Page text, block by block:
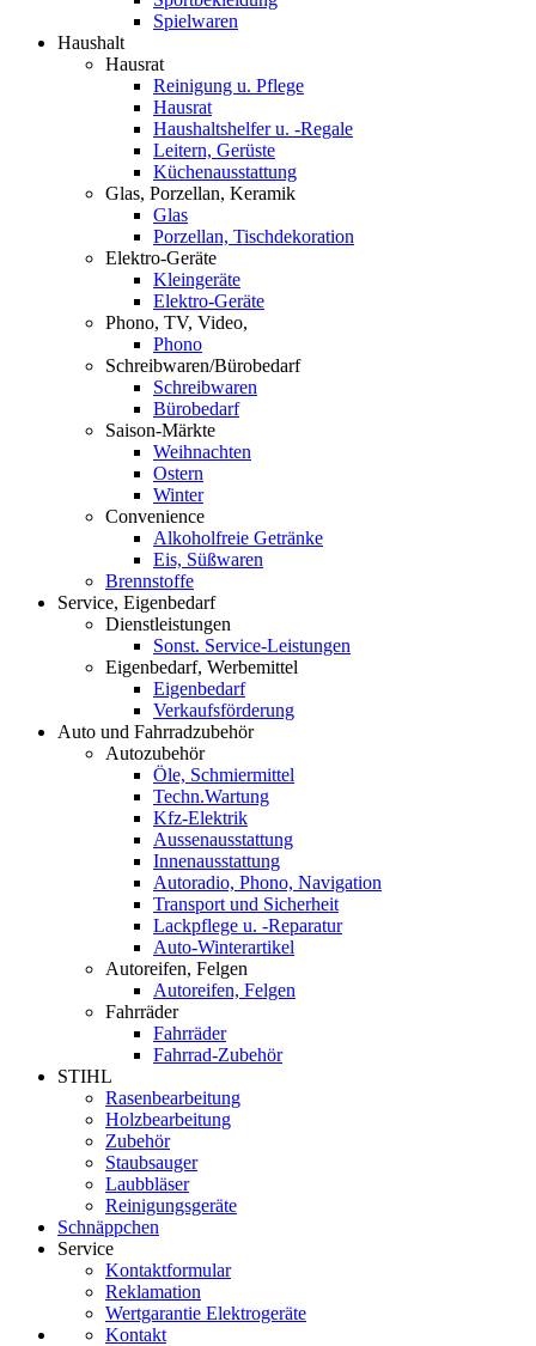
Spielwaren
Haushalt
Hausrat
Reinigung u. Pflege
Hausrat
Haushaltshelfer u. -Regale
Leitern, Gerüste
Küchenausstattung
Glas, Porzellan, Keramik
Glas
Porzellan, Tischdekoration
Elektro-Geräte
Kleingeräte
Elektro-Geräte
Phono, TV, Video,
Phono
Schreibwaren/Bürobedarf
Schreibwaren
Bürobedarf
Saison-Märkte
Weihnachten
Ostern
Winter
Convenience
Alkoholfreie Getränke
Eis, Süßwaren
Brennstoffe
Service, Eigenbedarf
Dienstleistungen
Sonst. Service-Leistungen
Eigenbedarf, Werbemittel
Eigenbedarf
Verkaufsförderung
Auto und Fahrradzubehör
Autozubehör
Öle, Schmiermittel
Techn.Wartung
Kfz-Elektrik
Aussenausstattung
Innenausstattung
Autoradio, Phono, Navigation
Transport und Sicherheit
Lackpflege u. -Reparatur
Auto-Winterartikel
Autoreifen, Felgen
Autoreifen, Felgen
Fahrräder
Fahrräder
Fahrrad-Zubehör
STIHL
Rasenbearbeitung
Holzbearbeitung
Zubehör
Staubsauger
Laubbläser
Reinigungsgeräte
Schnäppchen
Service
Kontaktformular
Reklamation
Wertgarantie Elektrogeräte
Kontakt